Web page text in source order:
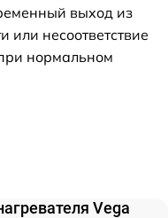
выход из
или несоответствие
нормальном
Vega